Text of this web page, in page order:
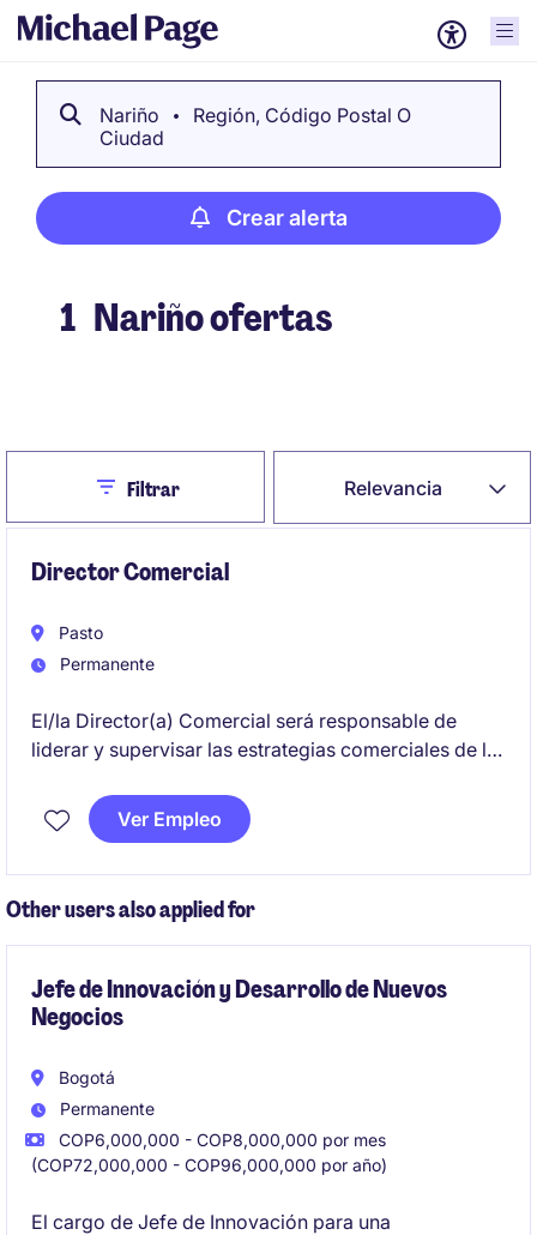
Nariño
Región, Código Postal O
Ciudad
Crear alerta
1 Nariño ofertas
Relevancia
CloseFiltrar
Director Comercial
Pasto
Permanente
El/la Director(a) Comercial será responsable de
liderar y supervisar las estrategias comerciales de la
Putumayo, asegurando la correcta ejecución del
modelo comercial y el desarrollo del territorio. Este
cumplimiento de metas comerciales y la gestión
integral de canales e inventarios.
Ver Empleo
Other users also applied for
Jefe de Innovación y Desarrollo de Nuevos
Negocios
Bogotá
Permanente
COP6,000,000 - COP8,000,000 por mes
(COP72,000,000 - COP96,000,000 por año)
El cargo de Jefe de Innovación para una